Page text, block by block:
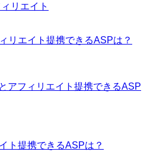
リエイト
リエイト提携できるASPは？
アフィリエイト提携できるASP
ト提携できるASPは？